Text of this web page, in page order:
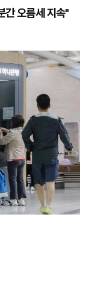
간 오름세 지속"